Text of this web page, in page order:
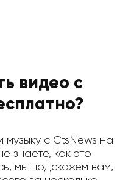
видео с
музыку с CtsNews на
знаете, как это
мы подскажем вам,